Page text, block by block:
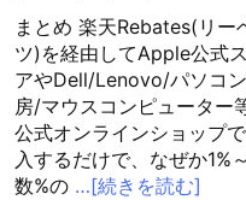
まとめ 楽天Rebates(リー
ツ)を経由してApple公式
アやDell/Lenovo/パソコ
房/マウスコンピューター
公式オンラインショップ
入するだけで、なぜか1%～
数%の …[続きを読む]